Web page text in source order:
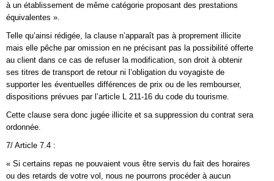
à un établissement de même catégorie proposant des prestations
équivalentes ».
Telle qu’ainsi rédigée, la clause n’apparaît pas à proprement illicite
mais elle pêche par omission en ne précisant pas la possibilité offerte
au client dans ce cas de refuser la modification, son droit à obtenir
ses titres de transport de retour ni l’obligation du voyagiste de
supporter les éventuelles différences de prix ou de les rembourser,
dispositions prévues par l’article L 211-16 du code du tourisme.
Cette clause sera donc jugée illicite et sa suppression du contrat sera
ordonnée.
7/ Article 7.4 :
« Si certains repas ne pouvaient vous être servis du fait des horaires
ou des retards de votre vol, nous ne pourrons procéder à aucun